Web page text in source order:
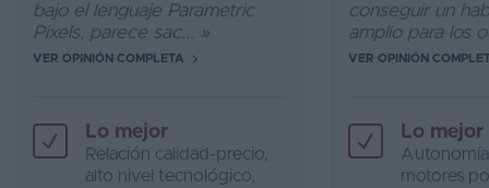
bajo el lenguaje Parametric
Pixels, parece sac... »
VER OPINIÓN COMPLETA
Lo mejor
Relación calidad-precio,
alto nivel tecnológico,
conseguir un
amplio para los
VER OPINIÓN
Lo mejor
motores